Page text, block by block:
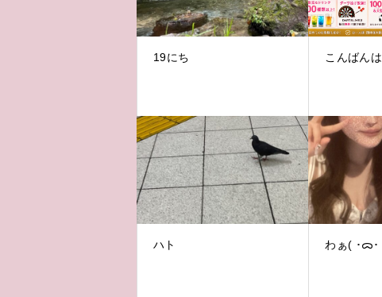
19にち こんばんは
ハト